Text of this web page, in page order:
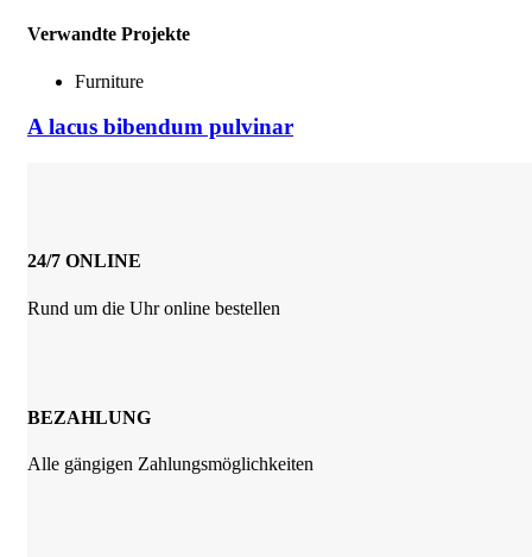
Verwandte Projekte
Furniture
A lacus bibendum pulvinar
24/7 ONLINE
Rund um die Uhr online bestellen
BEZAHLUNG
Alle gängigen Zahlungsmöglichkeiten